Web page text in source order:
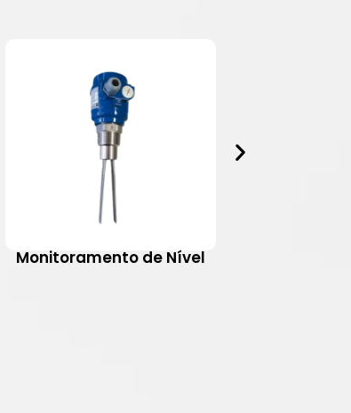
Monitoramento de Nível